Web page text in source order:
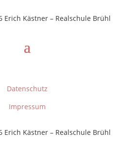
Erich Kästner – Realschule Brühl
Datenschutz
Impressum
Erich Kästner – Realschule Brühl